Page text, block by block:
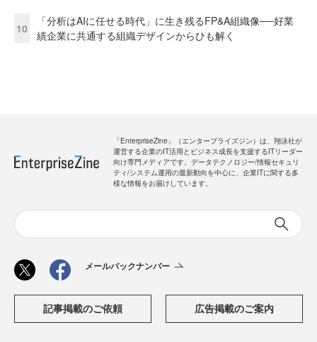
10
「分析はAIに任せる時代」に生き残るFP&A組織像──好業
績企業に共通する組織デザインからひも解く
「EnterpriseZine」（エンタープライズジン）は、翔泳社が
運営する企業のIT活用とビジネス成長を支援するITリーダー
向け専門メディアです。データテクノロジー/情報セキュリ
ティ/システム運用の最新動向を中心に、企業ITに関する多
様な情報をお届けしています。
メールバックナンバー
記事掲載のご依頼 広告掲載のご案内